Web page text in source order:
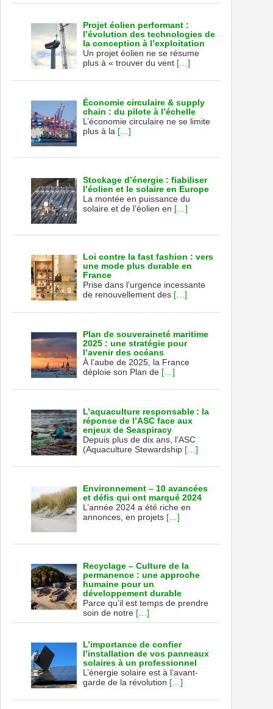
Projet éolien performant :
l’évolution des technologies de
la conception à l’exploitation
Un projet éolien ne se résume
plus à « trouver du vent […]
Économie circulaire & supply
chain : du pilote à l’échelle
L’économie circulaire ne se limite
plus à la […]
Stockage d’énergie : fiabiliser
l’éolien et le solaire en Europe
La montée en puissance du
solaire et de l’éolien en […]
Loi contre la fast fashion : vers
une mode plus durable en
France
Prise dans l’urgence incessante
de renouvellement des […]
Plan de souveraineté maritime
2025 : une stratégie pour
l’avenir des océans
À l’aube de 2025, la France
déploie son Plan de […]
L’aquaculture responsable : la
réponse de l’ASC face aux
enjeux de Seaspiracy
Depuis plus de dix ans, l’ASC
(Aquaculture Stewardship […]
Environnement – 10 avancées
et défis qui ont marqué 2024
L’année 2024 a été riche en
annonces, en projets […]
Recyclage – Culture de la
permanence : une approche
humaine pour un
développement durable
Parce qu’il est temps de prendre
soin de notre […]
L’importance de confier
l’installation de vos panneaux
solaires à un professionnel
L’énergie solaire est à l’avant-
garde de la révolution […]